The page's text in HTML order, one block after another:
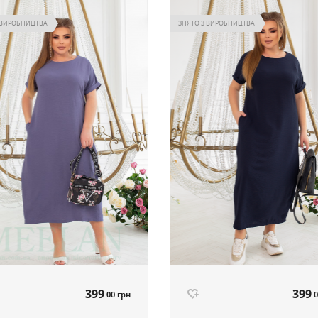
250
Немає в наявності Немає в наявності
399.00 грн
ЗНЯТО З ВИРОБНИЦТВА
399